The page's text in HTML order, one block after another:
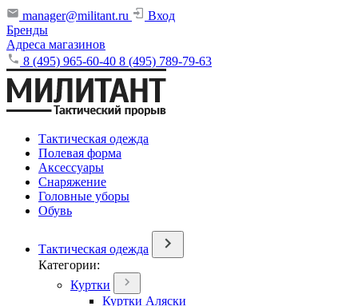
manager@militant.ru
Вход
Бренды
Адреса магазинов
8 (495) 965-60-40 8 (495) 789-79-63
Тактическая одежда
Полевая форма
Аксессуары
Снаряжение
Головные уборы
Обувь
Тактическая одежда
Категории:
Куртки
Куртки Аляски